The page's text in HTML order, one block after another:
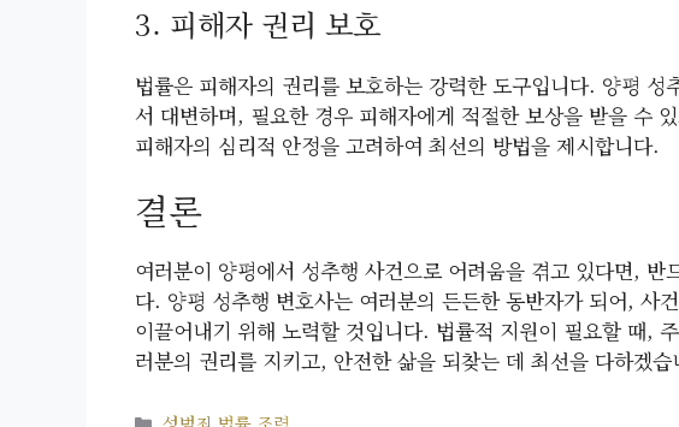
3. 피해자 권리 보호
법률은 피해자의 권리를 보호하는 강력한 도구입니다. 양평 성
서 대변하며, 필요한 경우 피해자에게 적절한 보상을 받을 수
피해자의 심리적 안정을 고려하여 최선의 방법을 제시합니다.
결론
여러분이 양평에서 성추행 사건으로 어려움을 겪고 있다면, 반
다. 양평 성추행 변호사는 여러분의 든든한 동반자가 되어, 사
이끌어내기 위해 노력할 것입니다. 법률적 지원이 필요할 때,
러분의 권리를 지키고, 안전한 삶을 되찾는 데 최선을 다하겠습
카